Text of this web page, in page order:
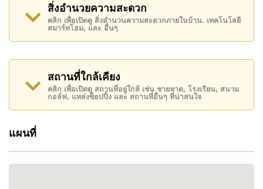
เหตุผลที่ควรเลือก Pyche Pattaya
• ทำเลใกล้ Mabprachan Lake
• ใกล้ Highway 36 และ Motorway 7
• เหมาะสำหรับครอบครัว
• แบบบ้าน 4–5 ห้องนอน
• สวนส่วนตัว
• โครงการแบบหมู่บ้านมีรั้วรอบขอบชิด
แบบบ้าน
สิ่งอำนวยความสะดวก
คลิก เพื่อเปิดดู สิ่งอำนวนความสะดวกภายในบ้าน. เทคโนโลยี
สมาร์ทโฮม, และ อื่นๆ
สถานที่ใกล้เคียง
คลิก เพื่อเปิดดู สถานที่อยู่ใกล้ เช่น ชายหาด, โรงเรียน, สนาม
กอล์ฟ, แหล่งช็อปปิ้ง และ สถานที่อื่นๆ ที่น่าสนใจ
แผนที่